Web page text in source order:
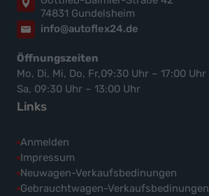
74831 Gundelsheim
info@autoflex24.de
Öffnungszeiten
Mo, Di, Mi, Do, Fr,09:30 Uhr – 17:00 Uhr
Sa, 09:30 Uhr – 13:00 Uhr
Links
Anmelden
Impressum
Neuwagen-Verkaufsbedinungen
Gebrauchtwagen-Verkaufsbedinungen